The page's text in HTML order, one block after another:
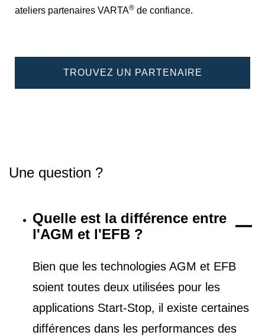
ateliers partenaires VARTA® de confiance.
TROUVEZ UN PARTENAIRE
Une question ?
Quelle est la différence entre
l'AGM et l'EFB ?
Bien que les technologies AGM et EFB
soient toutes deux utilisées pour les
applications Start-Stop, il existe certaines
différences dans les performances des